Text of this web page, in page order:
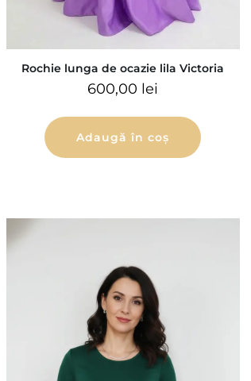
Rochie lunga de ocazie lila Victoria
600,00 lei
Adaugă în coș